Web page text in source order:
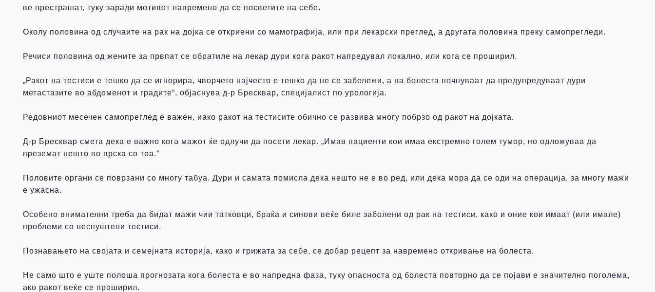
ве престрашат, туку заради мотивот навремено да се посветите на себе.
Околу половина од случаите на рак на дојка се откриени со мамографија, или при лекарски преглед, а другата половина преку самопрегледи.
Речиси половина од жените за првпат се обратиле на лекар дури кога ракот напредувал локално, или кога се проширил.
„Ракот на тестиси е тешко да се игнорира, чворчето најчесто е тешко да не се забележи, а на болеста почнуваат да предупредуваат дури
метастазите во абдоменот и градите“, објаснува д-р Бресквар, специјалист по урологија.
Редовниот месечен самопреглед е важен, иако ракот на тестисите обично се развива многу побрзо од ракот на дојката.
Д-р Бресквар смета дека е важно кога мажот ќе одлучи да посети лекар. „Имав пациенти кои имаа екстремно голем тумор, но одложуваа да
преземат нешто во врска со тоа.“
Половите органи се поврзани со многу табуа. Дури и самата помисла дека нешто не е во ред, или дека мора да се оди на операција, за многу мажи
е ужасна.
Особено внимателни треба да бидат мажи чии татковци, браќа и синови веќе биле заболени од рак на тестиси, како и оние кои имаат (или имале)
проблеми со неспуштени тестиси.
Познавањето на својата и семејната историја, како и грижата за себе, се добар рецепт за навремено откривање на болеста.
Не само што е уште полоша прогнозата кога болеста е во напредна фаза, туку опасноста од болеста повторно да се појави е значително поголема,
ако ракот веќе се проширил.